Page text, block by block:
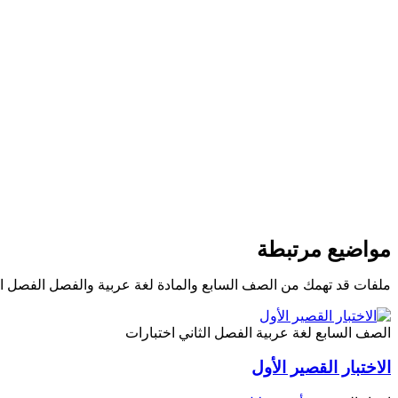
مواضيع مرتبطة
ملفات قد تهمك من الصف السابع والمادة لغة عربية والفصل الفصل
الصف السابع لغة عربية الفصل الثاني اختبارات
الاختبار القصير الأول